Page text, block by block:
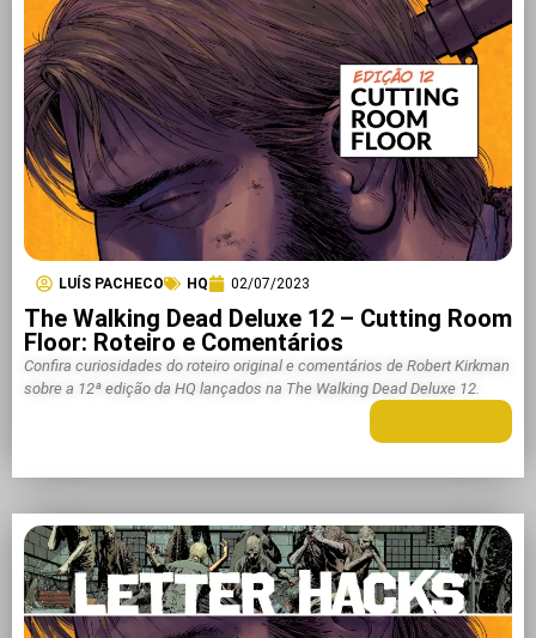
LUÍS PACHECO HQ 02/07/2023
The Walking Dead Deluxe 12 – Cutting Room
Floor: Roteiro e Comentários
Confira curiosidades do roteiro original e comentários de Robert Kirkman
sobre a 12ª edição da HQ lançados na The Walking Dead Deluxe 12.